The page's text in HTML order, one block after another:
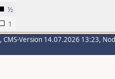
½
1
, CMS-Version 14.07.2026 13:23,